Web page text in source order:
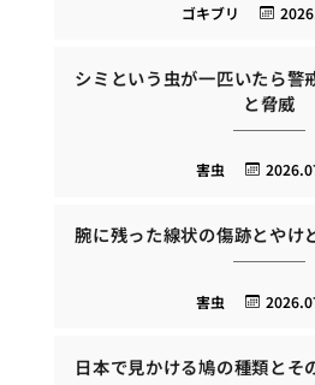
ゴキブリ
シミという虫が一匹いたら警
と脅威
害虫
腕に残った線状の傷跡とやけ
害虫
日本で見かける鳩の種類とそ